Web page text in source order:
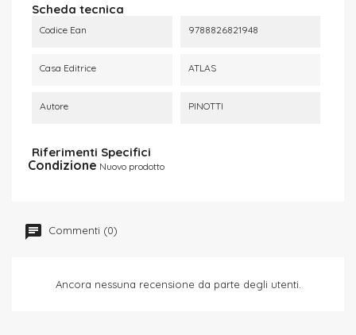
Scheda tecnica
Codice Ean 9788826821948
Casa Editrice ATLAS
Autore PINOTTI
Riferimenti Specifici
Condizione Nuovo prodotto
Commenti (0)
Ancora nessuna recensione da parte degli utenti.